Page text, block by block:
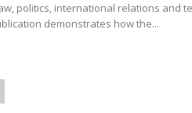
politics, international relations and
demonstrates how the...